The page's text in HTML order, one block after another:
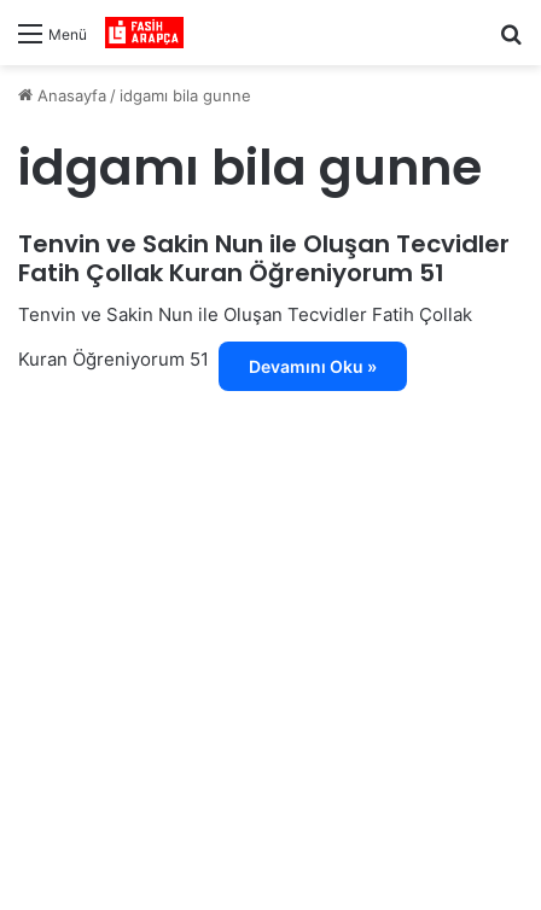
Menü
Anasayfa / idgamı bila gunne
idgamı bila gunne
Tenvin ve Sakin Nun ile Oluşan Tecvidler
Fatih Çollak Kuran Öğreniyorum 51
Tenvin ve Sakin Nun ile Oluşan Tecvidler Fatih Çollak
Kuran Öğreniyorum 51
Devamını Oku »